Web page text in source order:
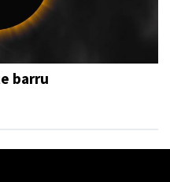
barru